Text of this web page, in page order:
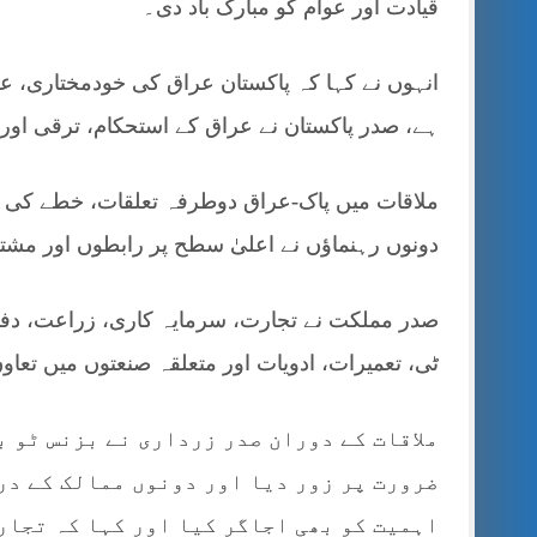
قیادت اور عوام کو مبارک باد دی۔
انہوں نے کہا کہ پاکستان عراق کی خودمختاری،
ہے، صدر پاکستان نے عراق کے استحکام، ترقی
ملاقات میں پاک-عراق دوطرفہ تعلقات، خطے کی
دونوں رہنماؤں نے اعلیٰ سطح پر رابطوں اور
صدر مملکت نے تجارت، سرمایہ کاری، زراعت،
ٹی، تعمیرات، ادویات اور متعلقہ صنعتوں میں
ملاقات کے دوران صدر زرداری نے بزنس
ضرورت پر زور دیا اور دونوں ممالک کے
اہمیت کو بھی اجاگر کیا اور کہا کہ